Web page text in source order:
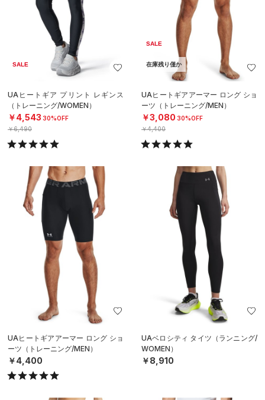
SALE
UAヒートギア プリント レギンス
（トレーニング/WOMEN）
￥4,543 30%OFF
￥6,490
SALE
在庫残り僅か
UAヒートギアアーマー ロング ショ
ーツ（トレーニング/MEN）
￥3,080 30%OFF
￥4,400
UAヒートギアアーマー ロング ショ
ーツ（トレーニング/MEN）
￥4,400
UAベロシティ タイツ（ランニング/
WOMEN）
￥8,910